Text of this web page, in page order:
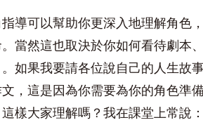
導可以幫助你更深入地理解角色
當然這也取決於你如何看待劇本
如果我要請各位說自己的人生故
，這是因為你需要為你的角色準
樣大家理解嗎？我在課堂上常說